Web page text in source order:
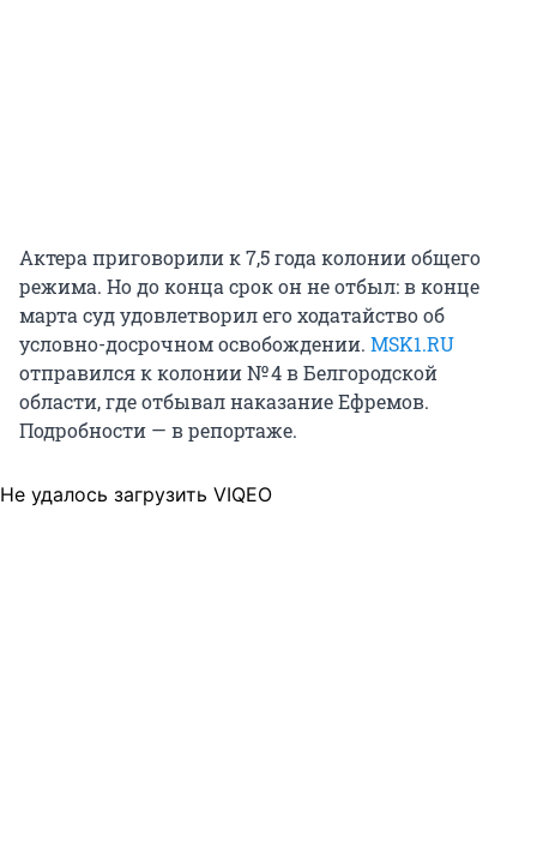
Актера приговорили к 7,5 года колонии общего
режима. Но до конца срок он не отбыл: в конце
марта суд удовлетворил его ходатайство об
условно-досрочном освобождении. MSK1.RU
отправился к колонии№ 4в Белгородской
области, где отбывал наказание Ефремов.
Подробности — в репортаже.
Не удалось загрузить VIQEO